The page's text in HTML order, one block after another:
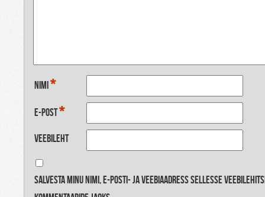
Nimi*
E-post*
Veebileht
Salvesta minu nimi, e-posti- ja veebiaadress sellesse